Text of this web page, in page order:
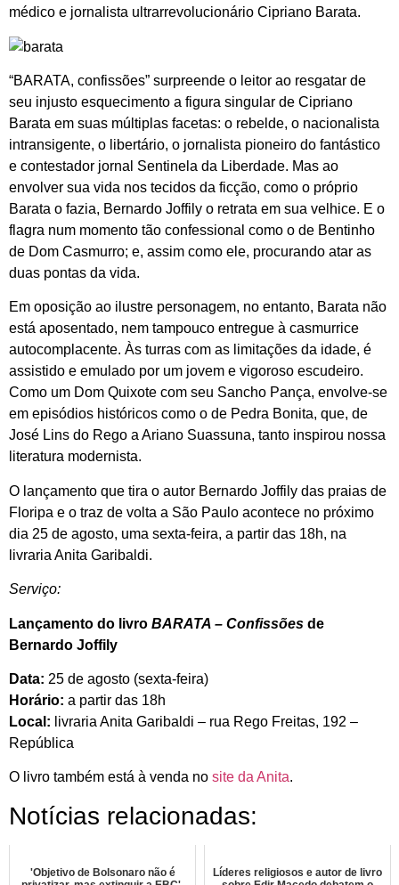
médico e jornalista ultrarrevolucionário Cipriano Barata.
“BARATA, confissões” surpreende o leitor ao resgatar de
seu injusto esquecimento a figura singular de Cipriano
Barata em suas múltiplas facetas: o rebelde, o nacionalista
intransigente, o libertário, o jornalista pioneiro do fantástico
e contestador jornal Sentinela da Liberdade. Mas ao
envolver sua vida nos tecidos da ficção, como o próprio
Barata o fazia, Bernardo Joffily o retrata em sua velhice. E o
flagra num momento tão confessional como o de Bentinho
de Dom Casmurro; e, assim como ele, procurando atar as
duas pontas da vida.
Em oposição ao ilustre personagem, no entanto, Barata não
está aposentado, nem tampouco entregue à casmurrice
autocomplacente. Às turras com as limitações da idade, é
assistido e emulado por um jovem e vigoroso escudeiro.
Como um Dom Quixote com seu Sancho Pança, envolve-se
em episódios históricos como o de Pedra Bonita, que, de
José Lins do Rego a Ariano Suassuna, tanto inspirou nossa
literatura modernista.
O lançamento que tira o autor Bernardo Joffily das praias de
Floripa e o traz de volta a São Paulo acontece no próximo
dia 25 de agosto, uma sexta-feira, a partir das 18h, na
livraria Anita Garibaldi.
Serviço:
Lançamento do livro BARATA – Confissões de
Bernardo Joffily
Data: 25 de agosto (sexta-feira)
Horário: a partir das 18h
Local: livraria Anita Garibaldi – rua Rego Freitas, 192 –
República
O livro também está à venda no site da Anita.
Notícias relacionadas:
'Objetivo de Bolsonaro não é
Líderes religiosos e autor de livro